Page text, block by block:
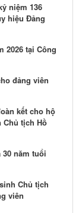
niệm 136
hiệu Đảng
2026 tại Công
đảng viên
kết cho hộ
Chủ tịch Hồ
30 năm tuổi
Chủ tịch
viên